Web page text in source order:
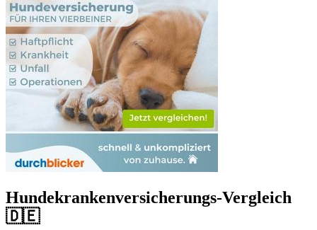
Hundekrankenversicherungs-Vergleich
🇩🇪